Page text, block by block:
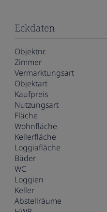
Eckdaten
Objektnr.
Zimmer
Vermarktungsart
Objektart
Kaufpreis
Nutzungsart
Fläche
Wohnfläche
Kellerfläche
Loggiafläche
Bäder
WC
Loggien
Keller
Abstellräume